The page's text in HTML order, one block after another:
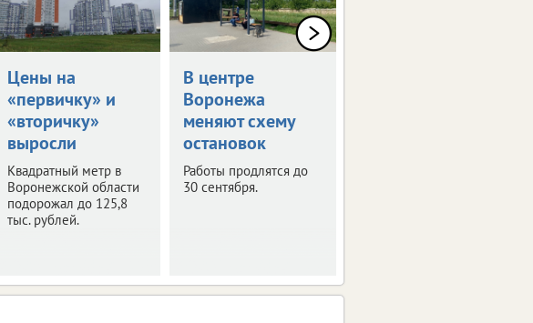
Цены на
«первичку» и
«вторичку»
выросли
Квадратный метр в
Воронежской области
подорожал до 125,8
тыс. рублей.
В центре
Воронежа
меняют схему
остановок
Работы продлятся до
30 сентября.